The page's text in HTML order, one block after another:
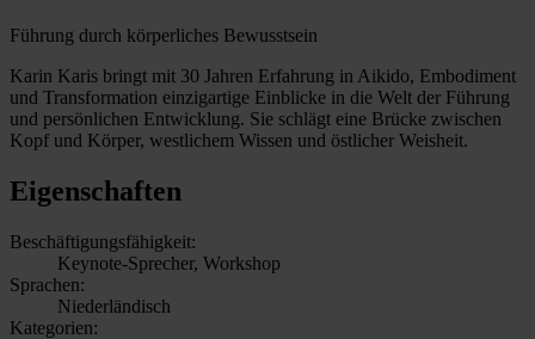
Führung durch körperliches Bewusstsein
Karin Karis bringt mit 30 Jahren Erfahrung in Aikido, Embodiment
und Transformation einzigartige Einblicke in die Welt der Führung
und persönlichen Entwicklung. Sie schlägt eine Brücke zwischen
Kopf und Körper, westlichem Wissen und östlicher Weisheit.
Eigenschaften
Beschäftigungsfähigkeit:
Keynote-Sprecher, Workshop
Sprachen:
Niederländisch
Kategorien: